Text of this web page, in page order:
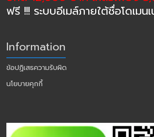
ฟรี !!! ระบบอีเมล์ภายใต้ชื่อโดเมน
Information
ข้อปฏิเสธความรับผิด
นโยบายคุกกี้